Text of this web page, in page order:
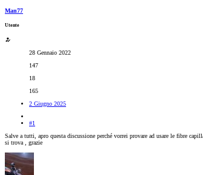
Man77
Utente
28 Gennaio 2022
147
18
165
2 Giugno 2025
#1
Salve a tutti, apro questa discussione perché vorrei provare ad usare le fibre
si trova , grazie